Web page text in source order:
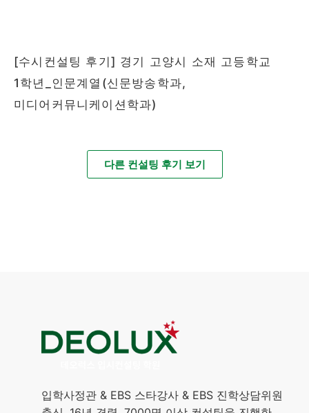
[수시컨설팅 후기] 경기 고양시 소재 고등학교
1학년_인문계열(신문방송학과,
미디어커뮤니케이션학과)
다른 컨설팅 후기 보기
입학사정관 & EBS 스타강사 & EBS 진학상담위원